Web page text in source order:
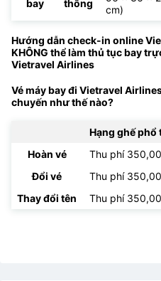
bay
thông
cm)
Hướng dẫn check-in online
KHÔNG thể làm thủ tục bay
Vietravel Airlines
Vé máy bay đi Vietravel
chuyến như thế nào?
Hạng ghế
Hoàn vé
Thu phí
Đổi vé
Thu phí
Thay đổi tên
Thu phí